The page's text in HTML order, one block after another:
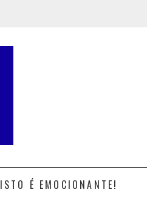
ISTO É EMOCIONANTE!